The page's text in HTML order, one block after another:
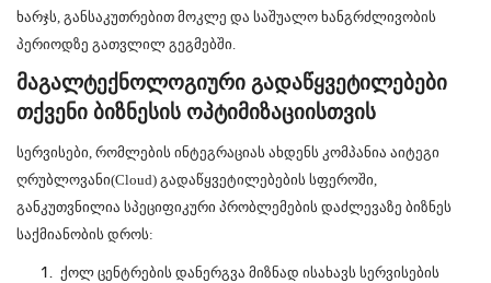
ხარჯს, განსაკუთრებით მოკლე და საშუალო ხანგრძლივობის
პერიოდზე გათვლილ გეგმებში.
მაგალტექნოლოგიური გადაწყვეტილებები
თქვენი ბიზნესის ოპტიმიზაციისთვის
სერვისები, რომლების ინტეგრაციას ახდენს კომპანია აიტეგი
ღრუბლოვანი(Cloud) გადაწყვეტილებების სფეროში,
განკუთვნილია სპეციფიკური პრობლემების დაძლევაზე ბიზნეს
საქმიანობის დროს:
ქოლ ცენტრების დანერგვა მიზნად ისახავს სერვისების